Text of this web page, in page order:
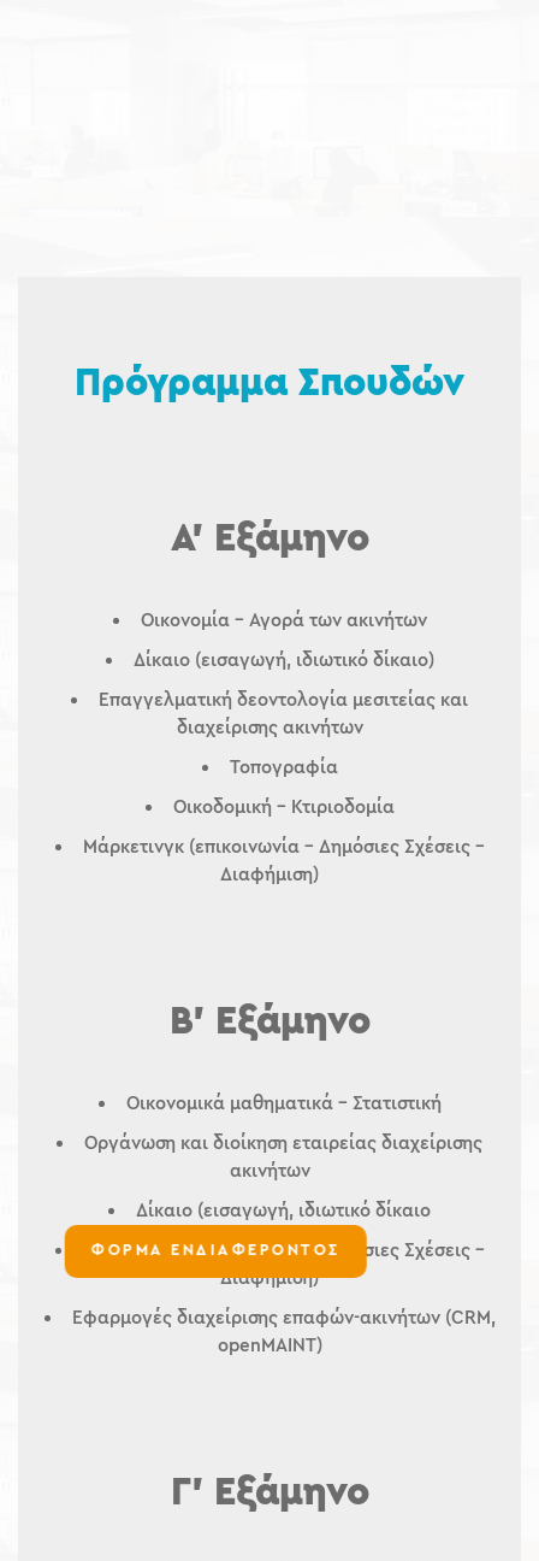
ΦΟΡΜΑ ΕΝΔΙΑΦΕΡΟΝΤΟΣ
Πρόγραμμα Σπουδών
Α’ Εξάμηνο
Οικονομία – Αγορά των ακινήτων
Δίκαιο (εισαγωγή, ιδιωτικό δίκαιο)
Επαγγελματική δεοντολογία μεσιτείας και
διαχείρισης ακινήτων
Τοπογραφία
Οικοδομική – Κτιριοδομία
Μάρκετινγκ (επικοινωνία – Δημόσιες Σχέσεις –
Διαφήμιση)
Β’ Εξάμηνο
Οικονομικά μαθηματικά – Στατιστική
Οργάνωση και διοίκηση εταιρείας διαχείρισης
ακινήτων
Δίκαιο (εισαγωγή, ιδιωτικό δίκαιο
Μάρκετινγκ (επικοινωνία – Δημόσιες Σχέσεις –
Διαφήμιση)
Εφαρμογές διαχείρισης επαφών-ακινήτων (CRM,
openMAINT)
Γ’ Εξάμηνο